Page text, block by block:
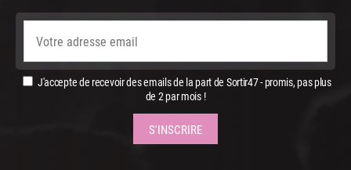
J'accepte de recevoir des emails de la part de Sortir47 - promis, pas plus
de 2 par mois !